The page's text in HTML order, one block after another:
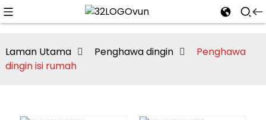
Laman Utama Penghawa dingin
Penghawa
dingin isi rumah